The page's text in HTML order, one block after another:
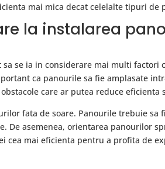
mai mica decat celelalte tipuri de
la instalarea
se ia in considerare mai multi factori
ca panourile sa fie amplasate
care ar putea reduce eficienta
fata de soare. Panourile trebuie sa
De asemenea, orientarea panourilor
cea mai eficienta pentru a profita de